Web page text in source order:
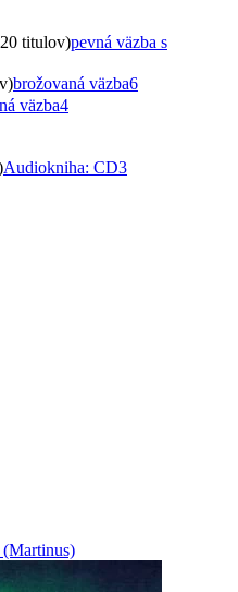
titulov)pevná väzba s
brožovaná väzba6
väzba4
Audiokniha: CD3